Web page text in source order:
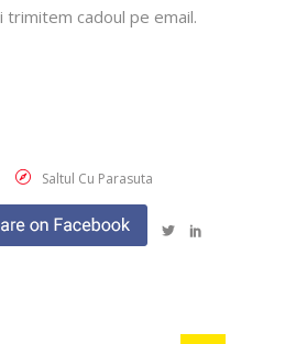
trimitem cadoul pe email.
Saltul Cu Parasuta